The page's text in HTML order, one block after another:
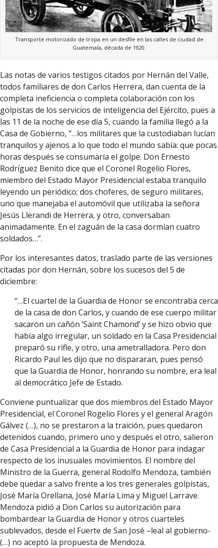
Transporte motorizado de tropa en un desfile en las calles de ciudad de
Guatemala, década de 1920.
Las notas de varios testigos citados por Hernán del Valle,
todos familiares de don Carlos Herrera, dan cuenta de la
completa ineficiencia o completa colaboración con los
golpistas de los servicios de inteligencia del Ejército, pues a
las 11 de la noche de ese día 5, cuando la familia llegó a la
Casa de Gobierno, “…los militares que la custodiaban lucían
tranquilos y ajenos a lo que todo el mundo sabía: que pocas
horas después se consumaría el golpe. Don Ernesto
Rodríguez Benito dice que el Coronel Rogelio Flores,
miembro del Estado Mayor Presidencial estaba tranquilo
leyendo un periódico; dos choferes, de seguro militares,
uno que manejaba el automóvil que utilizaba la señora
Jesús Llerandi de Herrera, y otro, conversaban
animadamente. En el zaguán de la casa dormían cuatro
soldados…”.
Por los interesantes datos, traslado parte de las versiones
citadas por don Hernán, sobre los sucesos del 5 de
diciembre:
“…El cuartel de la Guardia de Honor se encontraba cerca
de la casa de don Carlos, y cuando de ese cuerpo militar
sacaron un cañón ‘Saint Chamond’ y se hizo obvio que
había algo irregular, un soldado en la Casa Presidencial
preparó su rifle, y otro, una ametralladora. Pero don
Ricardo Paul les dijo que no dispararan, pues pensó
que la Guardia de Honor, honrando su nombre, era leal
al democrático Jefe de Estado.
Conviene puntualizar que dos miembros del Estado Mayor
Presidencial, el Coronel Rogelio Flores y el general Aragón
Gálvez (…), no se prestaron a la traición, pues quedaron
detenidos cuando, primero uno y después el otro, salieron
de Casa Presidencial a la Guardia de Honor para indagar
respecto de los inusuales movimientos. El nombre del
Ministro de la Guerra, general Rodolfo Mendoza, también
debe quedar a salvo frente a los tres generales golpistas,
José María Orellana, José María Lima y Miguel Larrave.
Mendoza pidió a Don Carlos su autorización para
bombardear la Guardia de Honor y otros cuarteles
sublevados, desde el Fuerte de San José –leal al gobierno-
(…) no aceptó la propuesta de Mendoza.